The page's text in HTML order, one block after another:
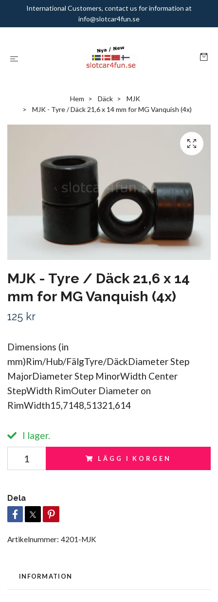
International Customers, contact us for information at
info@slotcar4fun.se
Hem Däck
MJK
MJK - Tyre / Däck 21,6 x 14 mm for MG Vanquish (4x)
MJK - Tyre / Däck 21,6 x 14
mm for MG Vanquish (4x)
125 kr
Dimensions (in
mm)Rim/Hub/FälgTyre/DäckDiameter Step
MajorDiameter Step MinorWidth Center
StepWidth RimOuter Diameter on
RimWidth15,7148,51321,614
I lager.
LÄGG I KORGEN
Dela
Artikelnummer: 4201-MJK
INFORMATION